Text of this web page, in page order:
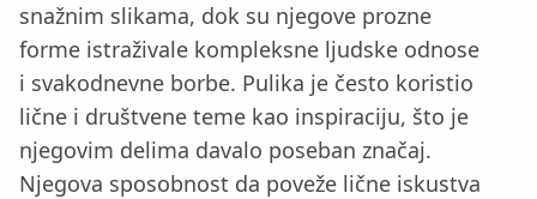
snažnim slikama, dok su njegove prozne
forme istraživale kompleksne ljudske odnose
i svakodnevne borbe. Pulika je često koristio
lične i društvene teme kao inspiraciju, što je
njegovim delima davalo poseban značaj.
Njegova sposobnost da poveže lične iskustva